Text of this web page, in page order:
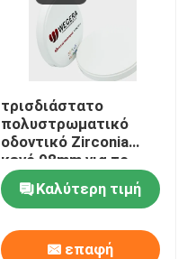
τρισδιάστατο
πολυστρωματικό
οδοντικό Zirconia
κενό 98mm για το
οδοντικό κέντρο
άλεσης εργαστηρίων
Καλύτερη τιμή
επαφή